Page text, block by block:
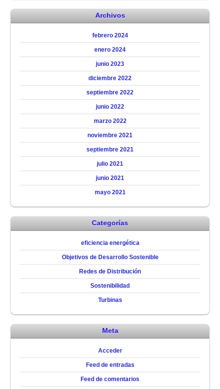
Archivos
febrero 2024
enero 2024
junio 2023
diciembre 2022
septiembre 2022
junio 2022
marzo 2022
noviembre 2021
septiembre 2021
julio 2021
junio 2021
mayo 2021
Categorías
eficiencia energética
Objetivos de Desarrollo Sostenible
Redes de Distribución
Sostenibilidad
Turbinas
Meta
Acceder
Feed de entradas
Feed de comentarios